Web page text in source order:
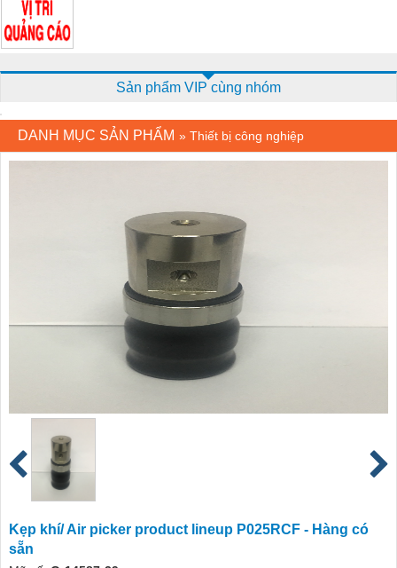
Sản phẩm VIP cùng nhóm
DANH MỤC SẢN PHẨM » Thiết bị công nghiệp
Kẹp khí/ Air picker product lineup P025RCF - Hàng có
sẵn